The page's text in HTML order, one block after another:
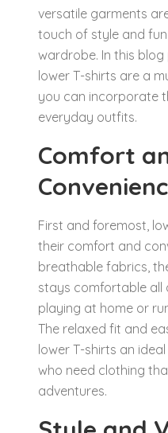
versatile garments
touch of style and
wardrobe. In this blog
lower T-shirts are a
you can incorporate
everyday outfits.
Comfort
First and foremost,
their comfort and
breathable fabrics,
stays comfortable all
playing at home or
The relaxed fit and
lower T-shirts an
who need clothing
adventures.